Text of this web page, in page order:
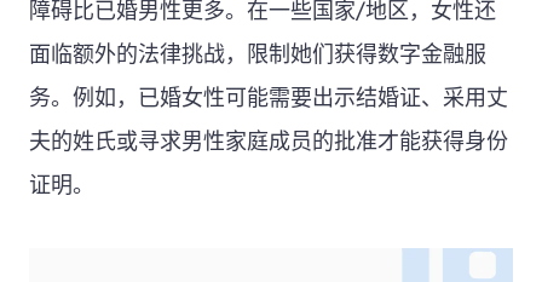
障碍比已婚男性更多。在一些国家/地区，女性还
面临额外的法律挑战，限制她们获得数字金融服
务。例如，已婚女性可能需要出示结婚证、采用丈
夫的姓氏或寻求男性家庭成员的批准才能获得身份
证明。